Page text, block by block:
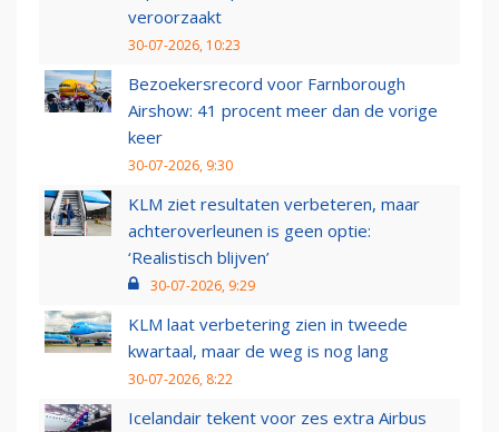
veroorzaakt
30-07-2026, 10:23
Bezoekersrecord voor Farnborough
Airshow: 41 procent meer dan de vorige
keer
30-07-2026, 9:30
KLM ziet resultaten verbeteren, maar
achteroverleunen is geen optie:
‘Realistisch blijven’
30-07-2026, 9:29
KLM laat verbetering zien in tweede
kwartaal, maar de weg is nog lang
30-07-2026, 8:22
Icelandair tekent voor zes extra Airbus